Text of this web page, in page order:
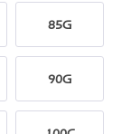
85G
90G